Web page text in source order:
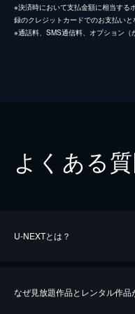
※決済時において支払金額に相当する
録のクレジットカードでのお支払いと
※通話料、SMS通信料、オプション（
よくある
U-NEXTとは？
なぜ見放題作品とレンタル作品